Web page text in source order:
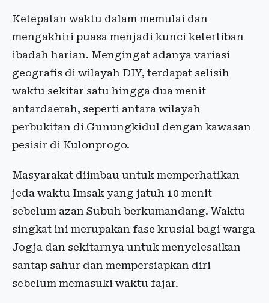
Ketepatan waktu dalam memulai dan
mengakhiri puasa menjadi kunci ketertiban
ibadah harian. Mengingat adanya variasi
geografis di wilayah DIY, terdapat selisih
waktu sekitar satu hingga dua menit
antardaerah, seperti antara wilayah
perbukitan di Gunungkidul dengan kawasan
pesisir di Kulonprogo.
Masyarakat diimbau untuk memperhatikan
jeda waktu Imsak yang jatuh 10 menit
sebelum azan Subuh berkumandang. Waktu
singkat ini merupakan fase krusial bagi warga
Jogja dan sekitarnya untuk menyelesaikan
santap sahur dan mempersiapkan diri
sebelum memasuki waktu fajar.